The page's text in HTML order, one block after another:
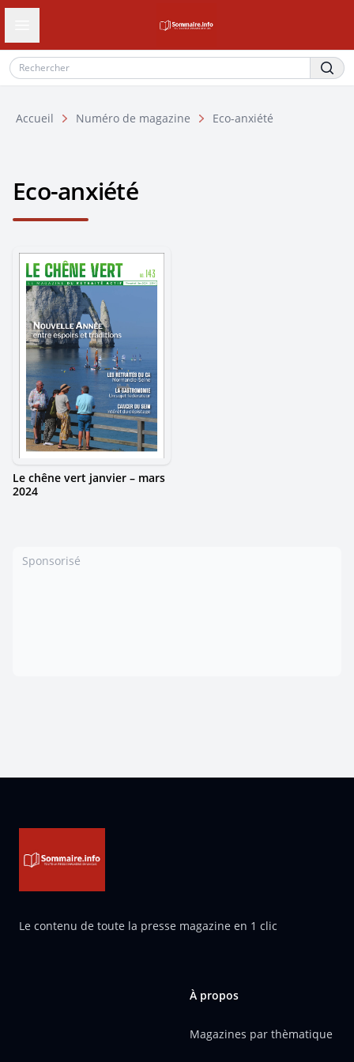
Ouvrir le tiroir de navigation
Accueil Numéro de magazine Eco-anxiété
Eco-anxiété
Le chêne vert janvier – mars
2024
Sponsorisé
Le contenu de toute la presse magazine en 1 clic
À propos
Magazines par thèmatique